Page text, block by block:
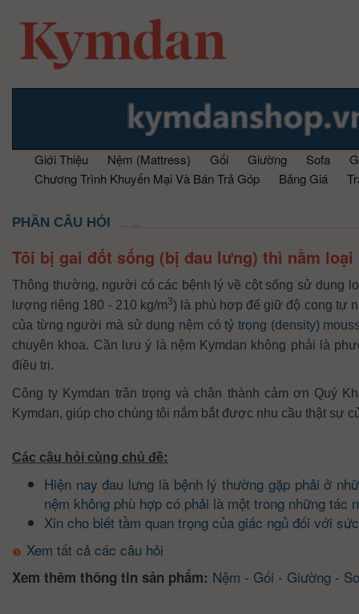
Giới Thiệu Nệm (Mattress) Gối Giường Sofa
Chương Trình Khuyến Mại Và Bán Trả Góp
Bảng Giá
PHẦN CÂU HỎI
Tôi bị gai đốt sống (bị đau lưng) thì nằm
Thông thường, người có các bệnh lý về cột sống sử dụng
lượng riêng 180 - 210 kg/m3) là phù hợp để giữ độ cong tự
của từng người mà sử dụng nệm có tỷ trọng (density)
chuyên khoa. Cần lưu ý là nệm Kymdan không phải là
điều trị.
Công ty Kymdan trân trọng và chân thành cảm ơn Quý
Kymdan, giúp cho chúng tôi nắm bắt được nhu cầu thật sự
Các câu hỏi cùng chủ đề:
Hiện nay đau lưng là bệnh lý thường gặp phải ở
nệm không phù hợp có phải là một trong những tác
Xin cho biết tầm quan trọng của giấc ngủ đối với
Xem tất cả các câu hỏi
Xem thêm thông tin sản phẩm: Nệm - Gối - Giường -